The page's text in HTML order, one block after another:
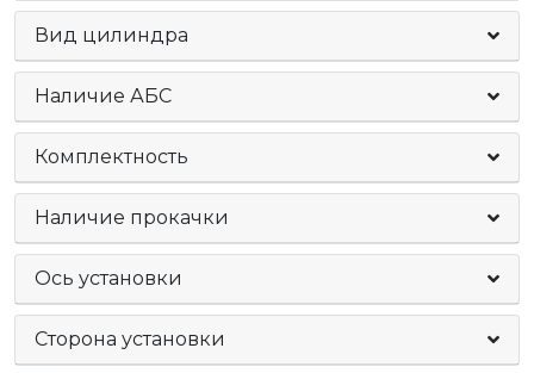
Вид цилиндра
Наличие АБС
Комплектность
Наличие прокачки
Ось установки
Сторона установки